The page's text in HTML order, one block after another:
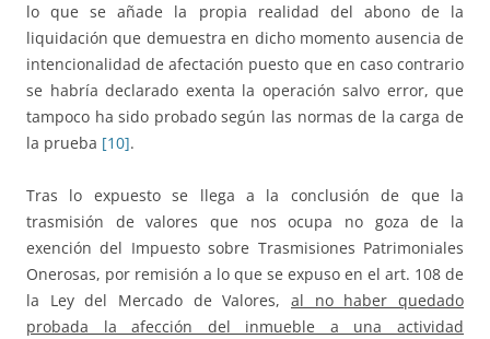
lo que se añade la propia realidad del abono de la
liquidación que demuestra en dicho momento ausencia de
intencionalidad de afectación puesto que en caso contrario
se habría declarado exenta la operación salvo error, que
tampoco ha sido probado según las normas de la carga de
la prueba [10].
Tras lo expuesto se llega a la conclusión de que la
trasmisión de valores que nos ocupa no goza de la
exención del Impuesto sobre Trasmisiones Patrimoniales
Onerosas, por remisión a lo que se expuso en el art. 108 de
la Ley del Mercado de Valores, al no haber quedado
probada la afección del inmueble a una actividad